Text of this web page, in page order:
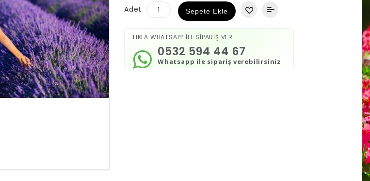
Adet Sepete Ekle
TIKLA WHATSAPP İLE SİPARİŞ VER
Whatsapp ile sipariş verebilirsiniz
0532 594 44 67